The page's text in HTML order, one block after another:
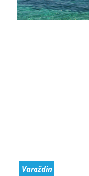
Varaždin